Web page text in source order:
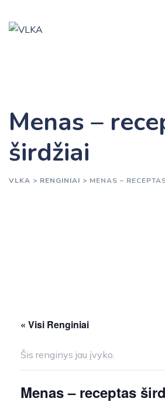
Menas –
širdžiai
VLKA > RENGINIAI > MENAS –
« Visi Renginiai
Šis renginys jau įvyko.
Menas – receptas